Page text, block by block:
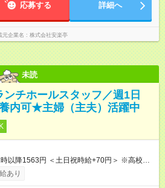
応募する 詳細へ
元企業名 株式会社安楽亭
未読
チホールスタッフ／週1日
内可★主婦（主夫）活躍中
日祝時給+70円＞ ※高校生
は本採用時と同じです。 ※最大12ヶ月の間
あり